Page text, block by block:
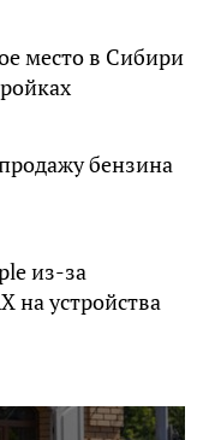
место в Сибири
бензина
из-за
на устройства